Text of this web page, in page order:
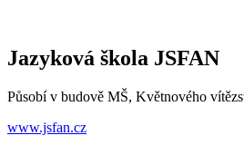
Jazyková škola JSFAN
Působí v budově MŠ, Květnového
www.jsfan.cz